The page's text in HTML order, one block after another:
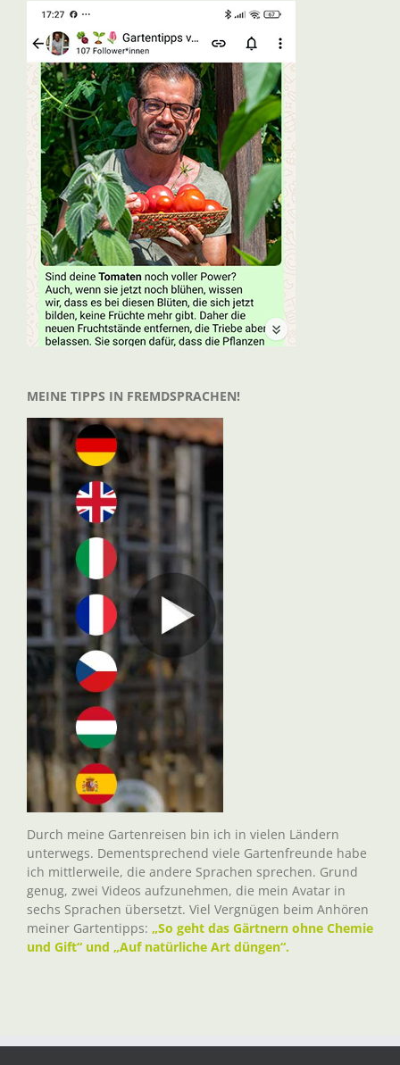
MEINE TIPPS IN FREMDSPRACHEN!
Durch meine Gartenreisen bin ich in vielen Ländern
unterwegs. Dementsprechend viele Gartenfreunde habe
ich mittlerweile, die andere Sprachen sprechen. Grund
genug, zwei Videos aufzunehmen, die mein Avatar in
sechs Sprachen übersetzt. Viel Vergnügen beim Anhören
meiner Gartentipps: „So geht das Gärtnern ohne Chemie
und Gift“ und „Auf natürliche Art düngen“.